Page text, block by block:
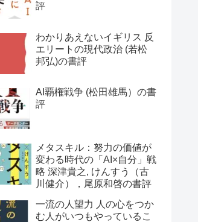
評
わかりあえないイギリス 反
エリートの現代政治 (若松
邦弘)の書評
AI覇権戦争 (松田雄馬）の書
評
メタスキル：努力の価値が
変わる時代の「AI×自分」戦
略 深津貴之, けんすう（古
川健介），尾原和啓の書評
一流の人望力 人の心をつか
む人がいつもやっているこ